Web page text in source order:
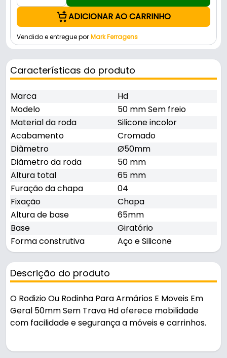
ADICIONAR AO CARRINHO
Vendido e entregue por Mark Ferragens
Características do produto
Marca
Hd
Modelo
50 mm Sem freio
Material da roda
Silicone incolor
Acabamento
Cromado
Diâmetro
Ø50mm
Diâmetro da roda
50 mm
Altura total
65 mm
Furação da chapa
04
Fixação
Chapa
Altura de base
65mm
Base
Giratório
Forma construtiva
Aço e Silicone
Descrição do produto
O Rodizio Ou Rodinha Para Armários E Moveis Em
Geral 50mm Sem Trava Hd oferece mobilidade
com facilidade e segurança a móveis e carrinhos.